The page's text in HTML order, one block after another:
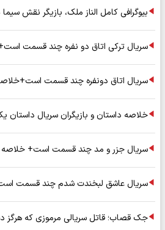
بیوگرافی کامل الناز ملک، بازیگر نقش
سریال ترکی اتاق دو نفره چند قسمت
سریال اتاق دونفره چند قسمت
خلاصه داستان و بازیگران سریال
سریال جزر و مد چند قسمت است+ خلاصه
سریال عاشق لبخندت شدم چند قسمت
جک قصاب؛ قاتل سریالی مرموزی که هرگز